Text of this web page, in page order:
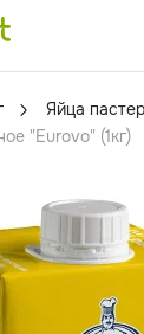
Яйца
"Eurovo" (1кг)